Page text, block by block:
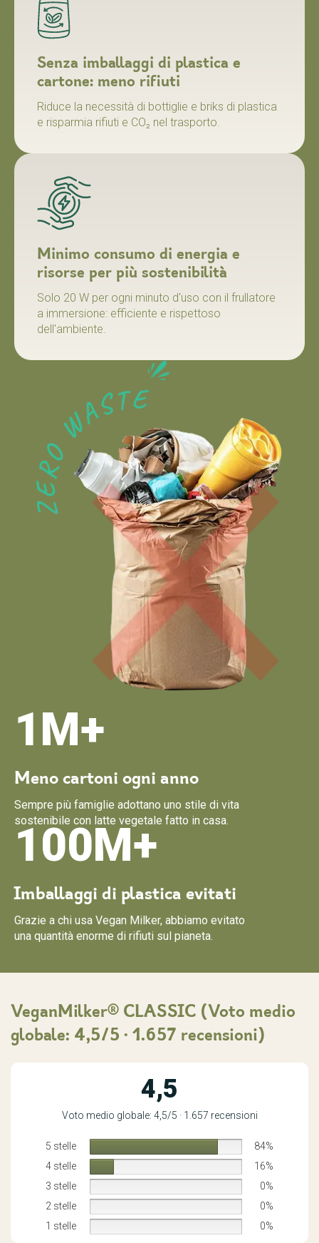
Senza imballaggi di plastica e
cartone: meno rifiuti
Riduce la necessità di bottiglie e briks di plastica
e risparmia rifiuti e CO₂ nel trasporto.
Minimo consumo di energia e
risorse per più sostenibilità
Solo 20 W per ogni minuto d'uso con il frullatore
a immersione: efficiente e rispettoso
dell'ambiente.
1M+
Meno cartoni ogni anno
Sempre più famiglie adottano uno stile di vita
sostenibile con latte vegetale fatto in casa.
100M+
Imballaggi di plastica evitati
Grazie a chi usa Vegan Milker, abbiamo evitato
una quantità enorme di rifiuti sul pianeta.
VeganMilker® CLASSIC (Voto medio
globale: 4,5/5 · 1.657 recensioni)
4,5
Voto medio globale: 4,5/5 · 1.657 recensioni
5 stelle
84%
4 stelle
16%
3 stelle
0%
2 stelle
0%
1 stelle
0%